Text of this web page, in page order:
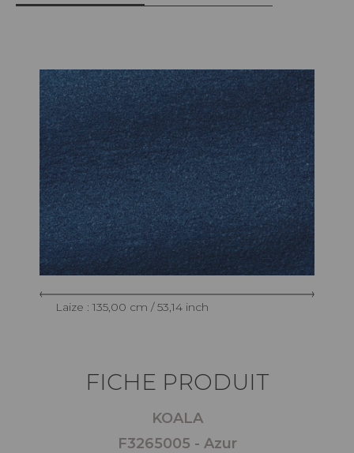
Laize : 135,00 cm / 53,14 inch
FICHE PRODUIT
KOALA
F3265005 - Azur